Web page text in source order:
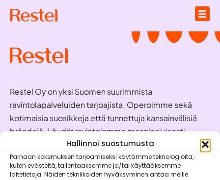
Hallinnoi suostumusta
Parhaan kokemuksen tarjoamiseksi käytämme teknologioita,
kuten evästeitä, tallentaaksemme ja/tai käyttääksemme
laitetietoja. Näiden tekniikoiden hyväksyminen antaa meille
Restel Oy on yksi Suomen suurimmista
ravintolapalveluiden tarjoajista. Operoimme sekä
kotimaisia suosikkeja että tunnettuja kansainvälisiä
brändejä. Löydät ravintolamme maanlaajuisesti
valmiina palvelemaan juuri sinua!
Oivaraportit